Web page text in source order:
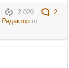
2 020
2
Редакторот